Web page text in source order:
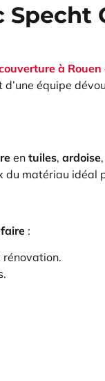
Specht
à Rouen
d’une équipe
en tuiles, ardoise,
du matériau idéal
:
rénovation.